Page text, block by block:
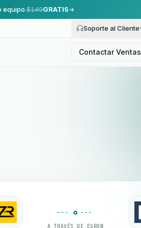
equipo.$149GRATIS
Soporte al Cliente
Contactar Ventas
A TRAVÉS DE EGROW